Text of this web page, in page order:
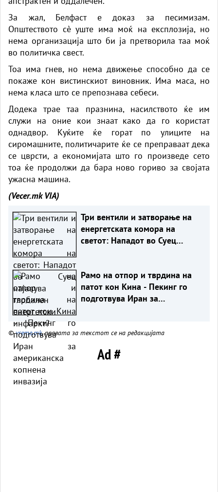
За жал, Белфаст е доказ за песимизам.
Општеството сè уште има моќ на експлозија, но
нема организација што би ја претворила таа моќ
во политичка свест.
Тоа има гнев, но нема движење способно да се
покаже кон вистинскиот виновник. Има маса, но
нема класа што се препознава себеси.
Додека трае таа празнина, насилството ќе им
служи на оние кои знаат како да го користат
однадвор. Куќите ќе горат по улиците на
сиромашните, политичарите ќе се преправаат дека
се цврсти, а економијата што го произведе сето
тоа ќе продолжи да бара ново гориво за својата
ужасна машина.
(Vecer.mkVIA)
Три вентили и затворање на
енергетската комора на
светот: Нападот во Суец
Рамо на отпор и тврдина на
патот кон Кина - Пекинг го
подготвува Иран за
©vreme.mk, правата за текстот се на редакцијата
Ad #